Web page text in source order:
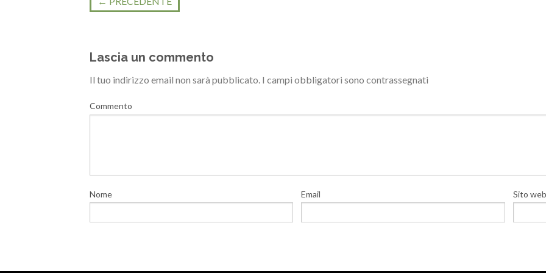
Lascia un commento
Il tuo indirizzo email non sarà pubblicato. I campi obbligatori sono contrassegnati
Commento
Nome Email Sito web